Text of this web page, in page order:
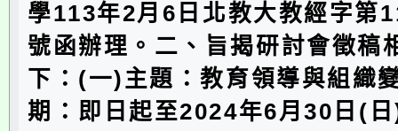
學113年2月6日北教大教經字第
號函辦理。二、旨揭研討會徵稿
下：(一)主題：教育領導與組織
期：即日起至2024年6月30日(